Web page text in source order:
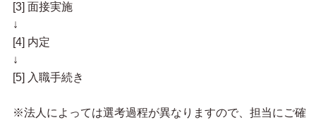
[3] 面接実施
↓
[4] 内定
↓
[5] 入職手続き
※法人によっては選考過程が異なりますので、担当にご確